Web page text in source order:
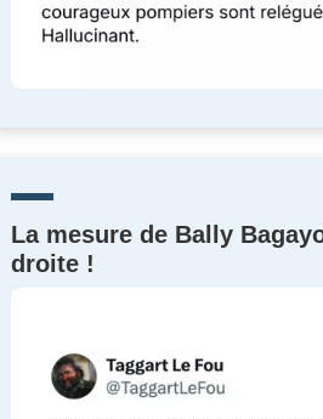
La mesure de Bally
droite !